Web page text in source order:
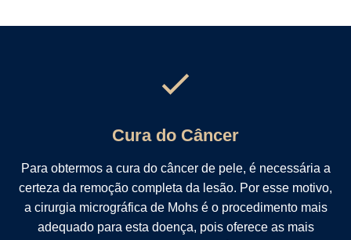
Cura do Câncer
Para obtermos a cura do câncer de pele, é necessária a
certeza da remoção completa da lesão. Por esse motivo,
a cirurgia micrográfica de Mohs é o procedimento mais
adequado para esta doença, pois oferece as mais